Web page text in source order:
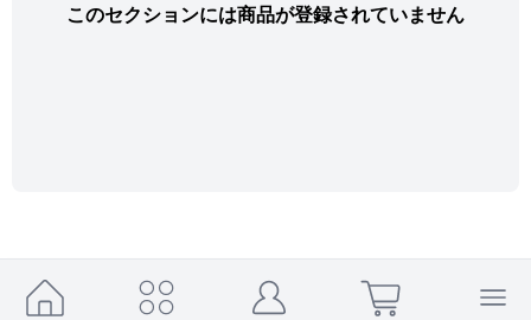
このセクションには商品が登録されていません